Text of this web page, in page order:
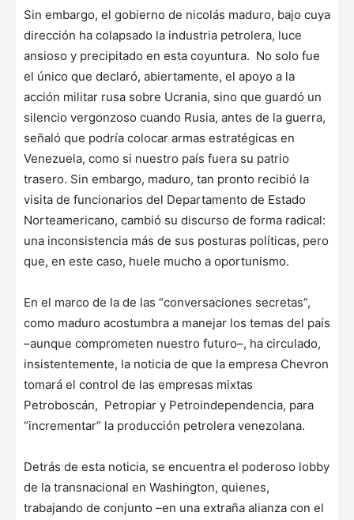
Sin embargo, el gobierno de nicolás maduro, bajo cuya
dirección ha colapsado la industria petrolera, luce
ansioso y precipitado en esta coyuntura. No solo fue
el único que declaró, abiertamente, el apoyo a la
acción militar rusa sobre Ucrania, sino que guardó un
silencio vergonzoso cuando Rusia, antes de la guerra,
señaló que podría colocar armas estratégicas en
Venezuela, como si nuestro país fuera su patrio
trasero. Sin embargo, maduro, tan pronto recibió la
visita de funcionarios del Departamento de Estado
Norteamericano, cambió su discurso de forma radical:
una inconsistencia más de sus posturas políticas, pero
que, en este caso, huele mucho a oportunismo.
En el marco de la de las “conversaciones secretas”,
como maduro acostumbra a manejar los temas del país
–aunque comprometen nuestro futuro–, ha circulado,
insistentemente, la noticia de que la empresa Chevron
tomará el control de las empresas mixtas
Petroboscán, Petropiar y Petroindependencia, para
“incrementar” la producción petrolera venezolana.
Detrás de esta noticia, se encuentra el poderoso lobby
de la transnacional en Washington, quienes,
trabajando de conjunto –en una extraña alianza con el